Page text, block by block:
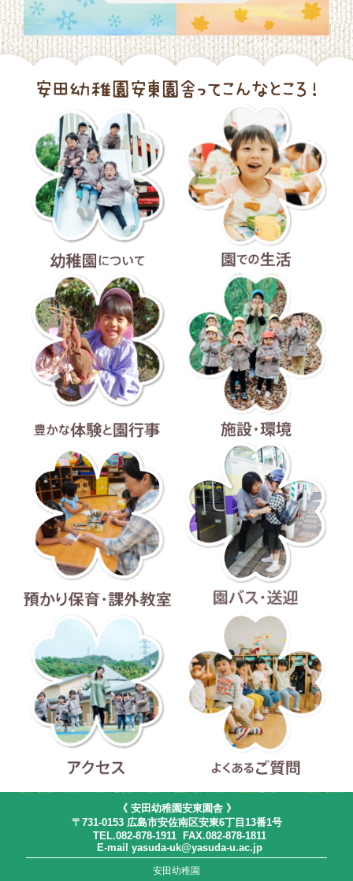
幼稚園について 園での生活
豊かな体験と園行事 施設・環境
預かり保育・課外教室 園バス・送迎
《 安田幼稚園安東園舎 》
〒731-0153 広島市安佐南区安東6丁目13番1号
TEL.082-878-1911 FAX.082-878-1811
E-mail yasuda-uk@yasuda-u.ac.jp
安田幼稚園